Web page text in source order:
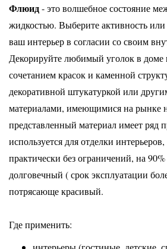
Флюид- это волшебное состояние
жидкостью. Выберите активность
ваш интерьер в согласии со своим
Декорируйте любимый уголок в доме
сочетанием красок и каменной
декоративной штукатуркой или
материалами, имеющимися на рынке
представленный материал имеет ряд
используется для отделки
практически без ограничений, на
долговечный ( срок эксплуатации
потрясающе красивый.
Где применить: